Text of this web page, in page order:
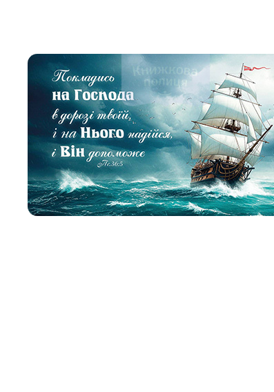
Новинки
Свіжі надходження, актуальна
література та нові автори на нашій
полиці.